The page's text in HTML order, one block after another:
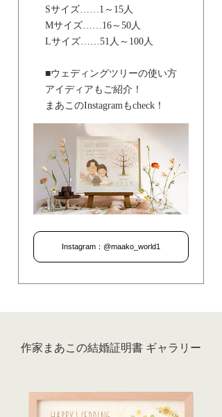
Sサイズ……1～15人
Mサイズ……16～50人
Lサイズ……51人～100人
■ウェディングツリーの使い方
アイディアもご紹介！
まあこのInstagramもcheck！
Instagram：@maako_world1
作家まあこの結婚証明書 ギャラリー